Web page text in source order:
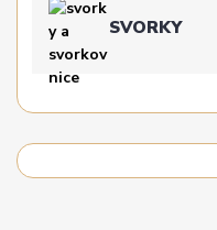
SVORKY